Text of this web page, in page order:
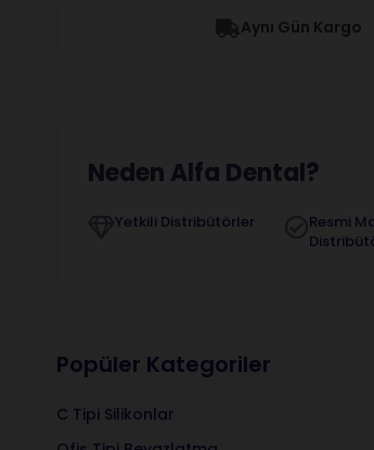
Aynı Gün Kargo
Neden Alfa Dental?
Yetkili Distribütörler
Resmi
Popüler Kategoriler
C Tipi Silikonlar